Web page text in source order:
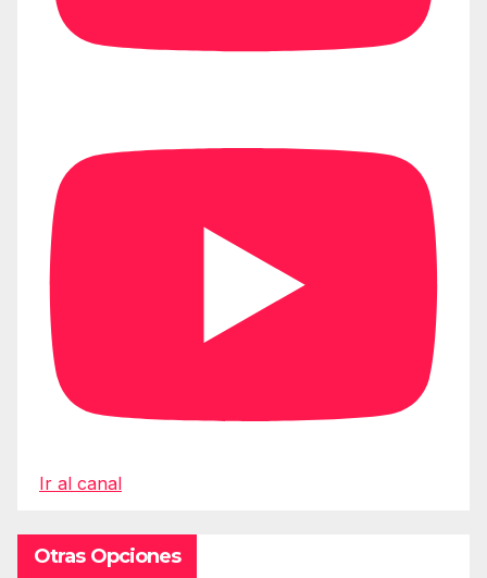
Ir al canal
Otras Opciones